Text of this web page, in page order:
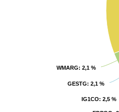
IG1CO: 2,5 %
IG1CO: 2,5 %
GESTG: 2,1 %
GESTG: 2,1 %
WMARG: 2,1 %
WMARG: 2,1 %